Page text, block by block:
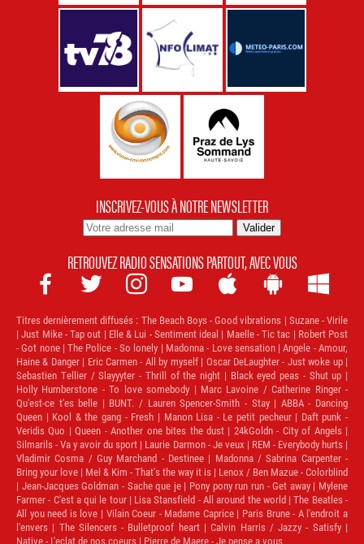
INSCRIVEZ-VOUS À NOTRE NEWSLETTER
RETROUVEZ RADIO SENSATIONS PARTOUT, AVEC VOUS
      
Titres dernièrement diffusés : The Beach Boys - Good vibrations | Suzane - Virile
| Just Mike - Tap out | Elle & Lui - Sentiment ideal | Maelle - Tic tac | Robert Post
- Got none | The Police - So lonely | Madonna - Love sensation | Angele - Amour,
Haine & Danger | Eric Carmen - All by myself | Oscar DeLaughter - Just woke up |
Sebastien Tellier / Slayyyter - Thrill of the night | Black eyed peas - Shut up |
Holly Humberstone - To love somebody | Marc Lavoine / Catherine Ringer -
Qu'est-ce t'es belle | BUNT. / Lauren Spencer-Smith - Stay | ABBA - Dancing
Queen | Kool & the gang - Fresh | Manon Lisa - Le petit pecheur | Daft punk -
Veridis Quo | Queen - Another one bites the dust | 24kGoldn - City of Angels |
Silmarils - Va y avoir du sport | Laurie Darmon - Je veux | REM - Everybody hurts |
Vladimir Cosma / Guy Marchand - Destinee | Madonna / Sabrina Carpenter -
Bring your love | Mel & Kim - That's the way it is | Lenox / Ben Mazue - Colorblind
| Jean-Jacques Goldman - Sache que je | Pony pony run run - Get away | Mylene
Farmer - C'est a qui le tour | Lisa Stansfield - All around the world | The Beatles -
All you need is love | Vilain Coeur - Madame Caprice | Paris Brune - A l'endroit a
l'envers | The Silencers - Bulletproof heart | Calvin Harris / Jazzy - Satisfy |
Native - L'eclat de nos coeurs | Pierre de Maere - Je pense a vous